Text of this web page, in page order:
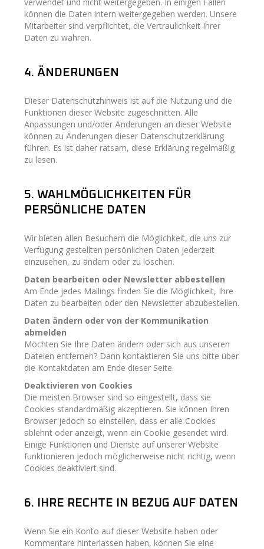
können die Daten intern weitergegeben werden. Unsere
Mitarbeiter sind verpflichtet, die Vertraulichkeit Ihrer
Daten zu wahren.
4. ÄNDERUNGEN
Dieser Datenschutzhinweis ist auf die Nutzung und die
Funktionen dieser Website zugeschnitten. Alle
Anpassungen und/oder Änderungen an dieser Website
können zu Änderungen dieser Datenschutzerklärung
führen. Es ist daher ratsam, diese Erklärung regelmäßig
zu lesen.
5. WAHLMÖGLICHKEITEN FÜR
PERSÖNLICHE DATEN
Wir bieten allen Besuchern die Möglichkeit, die uns zur
Verfügung gestellten persönlichen Daten jederzeit
einzusehen, zu ändern oder zu löschen.
Daten bearbeiten oder Newsletter abbestellen
Am Ende jedes Mailings finden Sie die Möglichkeit, Ihre
Daten zu bearbeiten oder den Newsletter abzubestellen.
Daten ändern oder von der Kommunikation
abmelden
Möchten Sie Ihre Daten ändern oder sich aus unseren
Dateien entfernen? Dann kontaktieren Sie uns bitte über
die Kontaktdaten am Ende dieser Seite.
Deaktivieren von Cookies
Die meisten Browser sind so eingestellt, dass sie
Cookies standardmäßig akzeptieren. Sie können Ihren
Browser jedoch so einstellen, dass er alle Cookies
ablehnt oder anzeigt, wenn ein Cookie gesendet wird.
Einige Funktionen und Dienste auf unserer Website
funktionieren jedoch möglicherweise nicht richtig, wenn
Cookies deaktiviert sind.
6. IHRE RECHTE IN BEZUG AUF DATEN
Wenn Sie ein Konto auf dieser Website haben oder
Kommentare hinterlassen haben, können Sie eine